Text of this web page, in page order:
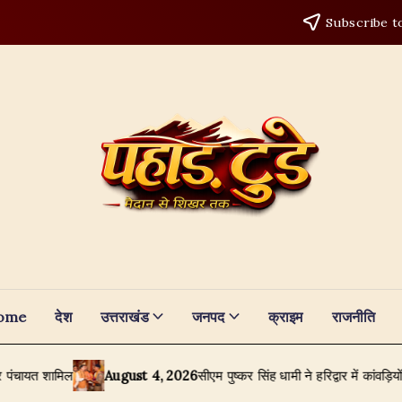
Subscribe
देश उत्तराखंड जनपद क्राइम राजनीति
August 4, 2026सीएम पुष्कर सिंह धामी ने हरिद्वार में कांवड़ियों पर की